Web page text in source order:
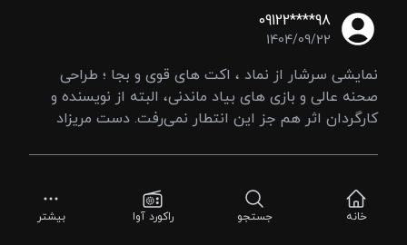
09122****98
1404/09/22
نمایشی سرشار از نماد ، اکت های قوی و بجا ؛ طراحی
صحنه عالی و بازی های بیاد ماندنی، البته از نویسنده و
کارگردان اثر هم جز این انتطار نمی‌رفت. دست مریزاد
خانه جستجو راکورد آوا بیشتر